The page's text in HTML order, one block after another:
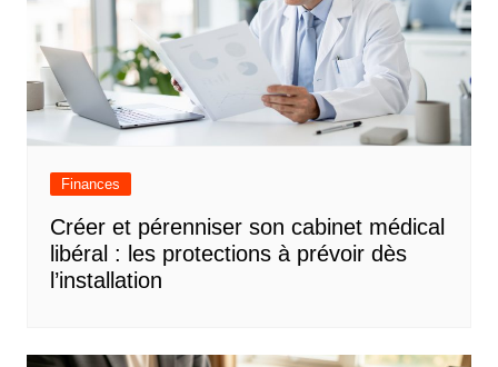
Finances
Créer et pérenniser son cabinet médical
libéral : les protections à prévoir dès
l’installation